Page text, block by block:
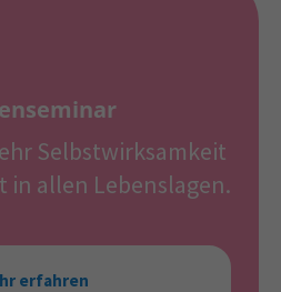
Selbstwirksamkeit
in allen Lebenslagen.
erfahren